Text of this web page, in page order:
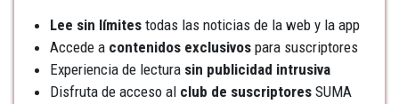
Lee sin límites todas las noticias de la web y la app
Accede a contenidos exclusivos para suscriptores
Experiencia de lectura sin publicidad intrusiva
Disfruta de acceso al club de suscriptores SUMA